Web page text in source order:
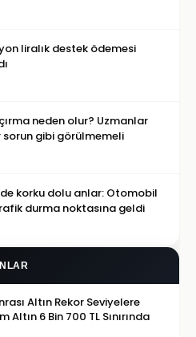
liralık destek ödemesi
neden olur? Uzmanlar
sorun gibi görülmemeli
korku dolu anlar: Otomobil
durma noktasına geldi
Altın Rekor Seviyelere
Altın 6 Bin 700 TL Sınırında